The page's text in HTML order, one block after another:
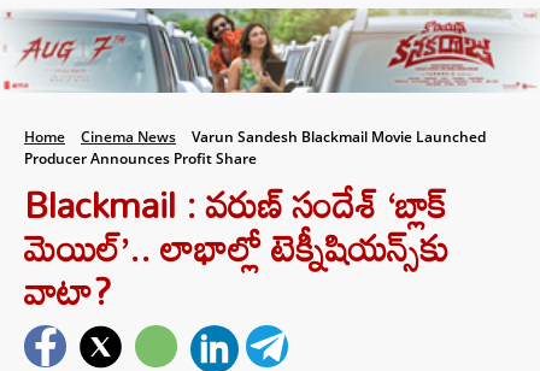
Home Cinema News
Varun Sandesh Blackmail Movie Launched
Producer Announces Profit Share
Blackmail : వరుణ్ సందేశ్ ‘బ్లాక్
మెయిల్’.. లాభాల్లో టెక్నీషియన్స్‌కు
వాటా?